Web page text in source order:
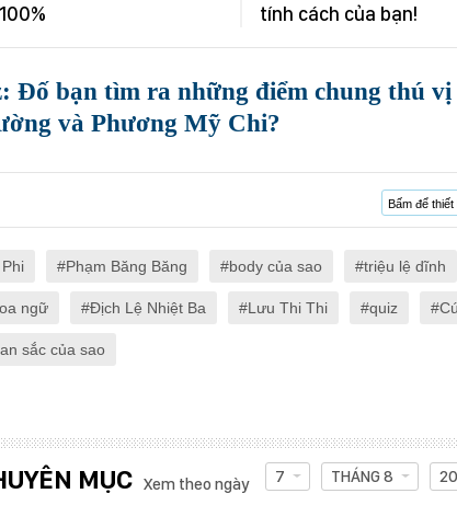
tính cách của bạn!
Đố bạn tìm ra những điểm chung thú vị
và Phương Mỹ Chi?
Bấm để thiết
Phạm Băng Băng body của sao triệu lệ dĩnh
ngữ Địch Lệ Nhiệt Ba Lưu Thi Thi quiz
sắc của sao
MỤC Xem theo ngày 7 THÁNG 8